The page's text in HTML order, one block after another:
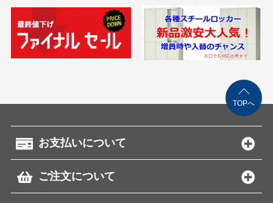
お支払いについて
ご注文について
TOPへ